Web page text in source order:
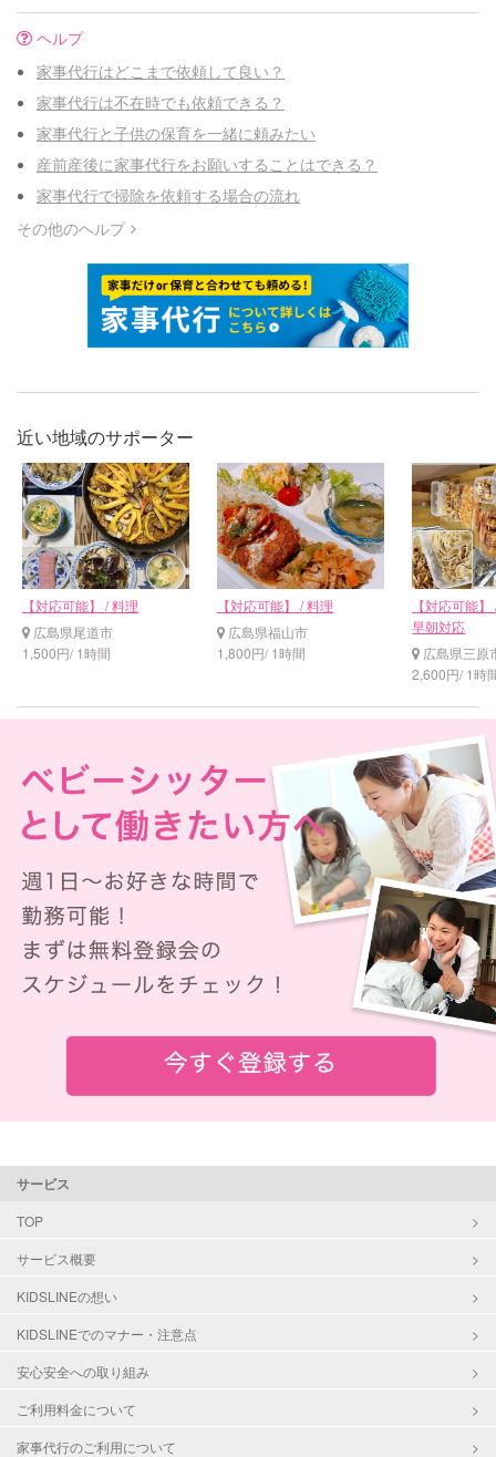
ヘルプ
家事代行はどこまで依頼して良い？
家事代行は不在時でも依頼できる？
家事代行と子供の保育を一緒に頼みたい
産前産後に家事代行をお願いすることはできる？
家事代行で掃除を依頼する場合の流れ
その他のヘルプ
近い地域のサポーター
【対応可能】 / 料理
広島県尾道市
1,500円/ 1時間
【対応可能】 / 料理
広島県福山市
1,800円/ 1時間
【対応可能
早朝対応
広島県三原
2,600円/ 1時
サービス
TOP
サービス概要
KIDSLINEの想い
KIDSLINEでのマナー・注意点
安心安全への取り組み
ご利用料金について
家事代行のご利用について